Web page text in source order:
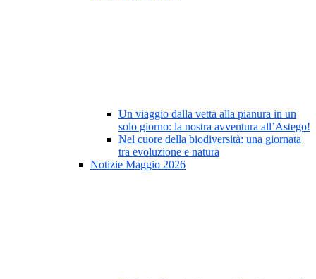
Un viaggio dalla vetta alla pianura in un
solo giorno: la nostra avventura all’Astego!
Nel cuore della biodiversità: una giornata
tra evoluzione e natura
Notizie Maggio 2026